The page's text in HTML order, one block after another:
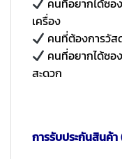
คนที่อยากได้ซ
เครื่อง
คนที่ต้องการวัส
คนที่อยากได้ซอ
สะดวก
การรับประกันสินค้